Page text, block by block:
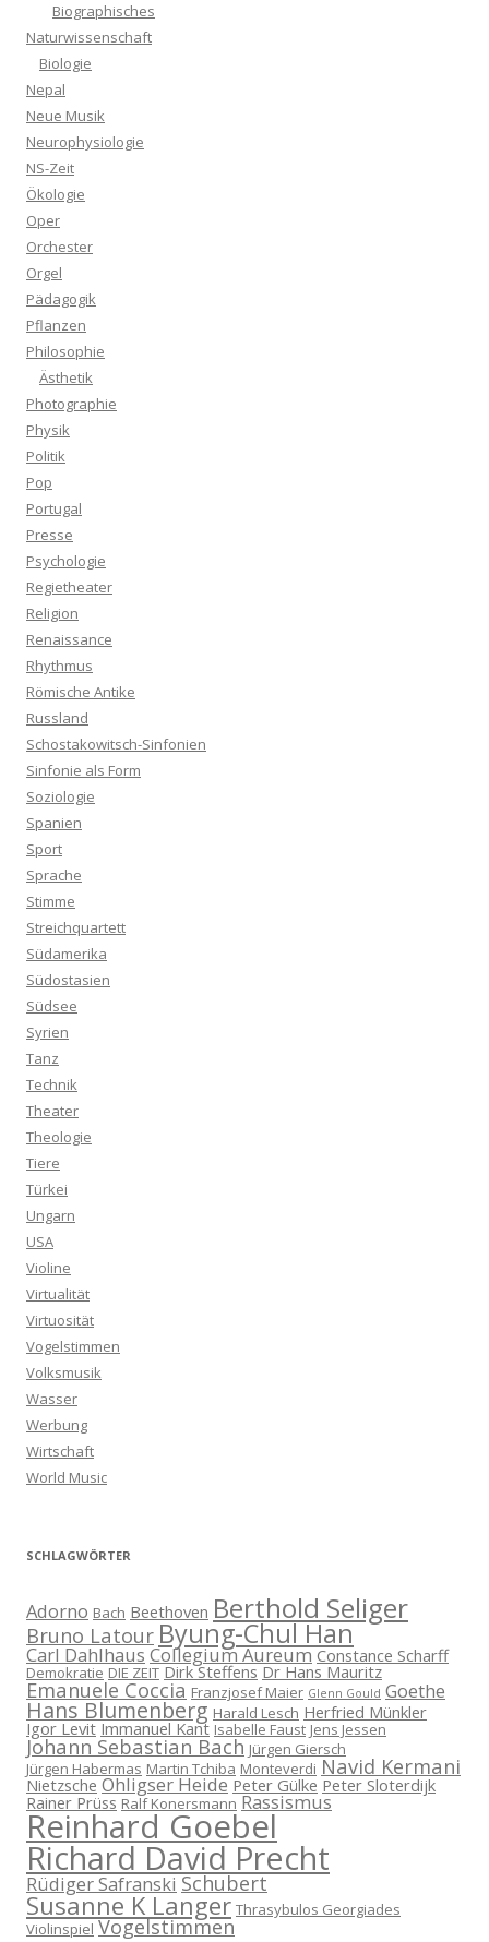
Biographisches
Naturwissenschaft
Biologie
Nepal
Neue Musik
Neurophysiologie
NS-Zeit
Ökologie
Oper
Orchester
Orgel
Pädagogik
Pflanzen
Philosophie
Ästhetik
Photographie
Physik
Politik
Pop
Portugal
Presse
Psychologie
Regietheater
Religion
Renaissance
Rhythmus
Römische Antike
Russland
Schostakowitsch-Sinfonien
Sinfonie als Form
Soziologie
Spanien
Sport
Sprache
Stimme
Streichquartett
Südamerika
Südostasien
Südsee
Syrien
Tanz
Technik
Theater
Theologie
Tiere
Türkei
Ungarn
USA
Violine
Virtualität
Virtuosität
Vogelstimmen
Volksmusik
Wasser
Werbung
Wirtschaft
World Music
SCHLAGWÖRTER
Adorno Bach Beethoven Berthold Seliger
Bruno Latour Byung-Chul Han
Carl Dahlhaus Collegium Aureum Constance Scharff
Demokratie DIE ZEIT Dirk Steffens Dr Hans Mauritz
Emanuele Coccia Franzjosef Maier Glenn Gould Goethe
Hans Blumenberg Harald Lesch Herfried Münkler
Igor Levit Immanuel Kant Isabelle Faust Jens Jessen
Johann Sebastian Bach Jürgen Giersch
Jürgen Habermas Martin Tchiba Monteverdi Navid Kermani
Nietzsche Ohligser Heide Peter Gülke Peter Sloterdijk
Rainer Prüss Ralf Konersmann Rassismus
Reinhard Goebel
Richard David Precht
Rüdiger Safranski Schubert
Susanne K Langer Thrasybulos Georgiades
Violinspiel Vogelstimmen